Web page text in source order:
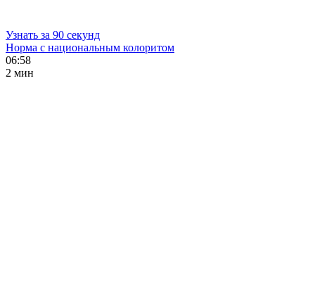
Узнать за 90 секунд
Норма с национальным колоритом
06:58
2 мин